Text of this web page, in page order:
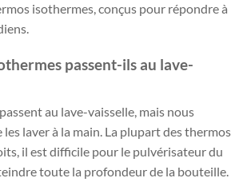
isothermes, conçus pour répondre à
passent-ils au lave-
au lave-vaisselle, mais nous
laver à la main. La plupart des thermos
il est difficile pour le pulvérisateur du
toute la profondeur de la bouteille.